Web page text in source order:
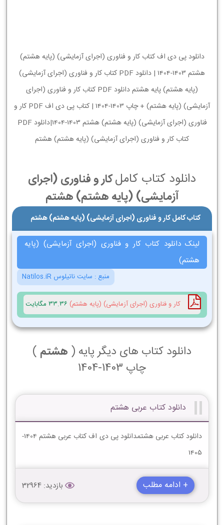
دانلود پی دی اف کتاب کار و فناوری (اجرای آزمایشی) (پایه هشتم)
هشتم 1403-1404 | دانلود PDF کتاب کار و فناوری (اجرای آزمایشی)
(پایه هشتم) پایه هشتم دانلود PDF کتاب کار و فناوری (اجرای
آزمایشی) (پایه هشتم) + چاپ 1403-1404 | کتاب پی دی اف PDF کار و
فناوری (اجرای آزمایشی) (پایه هشتم) هشتم 1403-1404|دانلود PDF
کتاب کار و فناوری (اجرای آزمایشی) (پایه هشتم) هشتم
دانلود کتاب کاملکار و فناوری (اجرای
آزمایشی) (پایه هشتم) هشتم
کتاب کامل کار و فناوری (اجرای آزمایشی) (پایه هشتم) هشتم
لینک دانلود کتاب کار و فناوری (اجرای آزمایشی) (پایه
هشتم)
منبع : سایت ناتیلوس Natilos.iR
کار و فناوری (اجرای آزمایشی) (پایه هشتم) 33.36 مگابایت
دانلود کتاب های دیگر پایه ( هشتم )
چاپ 1403-1404
دانلود کتاب عربی هشتم
دانلود کتاب عربی هشتمدانلود پی دی اف کتاب عربی هشتم 1404-
1405
+ ادامه مطلب بازدید: 32964